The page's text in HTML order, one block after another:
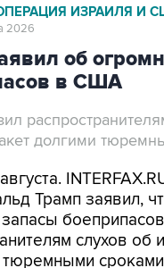
ИЗРАИЛЯ И
2026
об
в США
долгими
Трамп заявил,
слухов об